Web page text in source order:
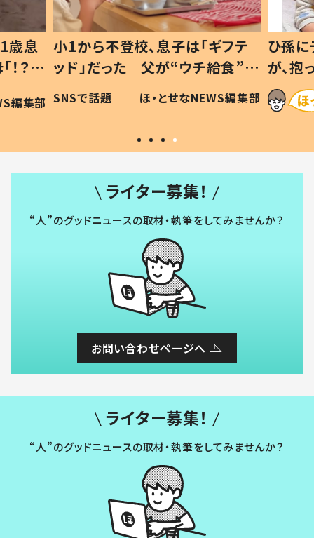
歳息
？」
編集部
小1から不登校、息子は「ギフテ
ッド」だった 父が“ウチ給食”を
作り続ける理由とは #令和の親
#令和の子
SNSで話題 ほ・とせなNEWS編集部
ひ孫
が、
「涙が
い」
ライター募集！
“人”のグッドニュースの取材・執筆をしてみませんか？
お問い合わせページへ
ライター募集！
“人”のグッドニュースの取材・執筆をしてみませんか？